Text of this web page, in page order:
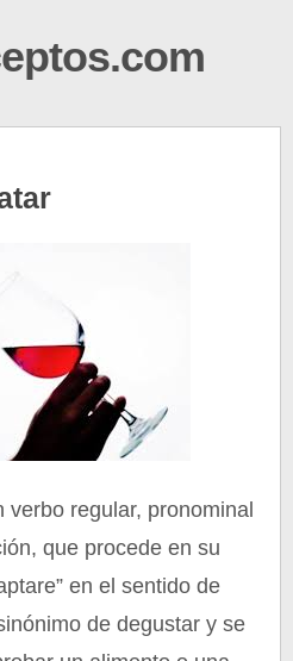
regular, pronominal
que procede en su
en el sentido de
de degustar y se